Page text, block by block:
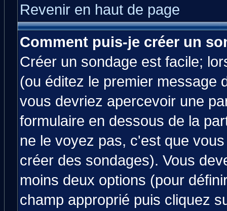
Revenir en haut de page
Comment puis-je créer un
Créer un sondage est facile;
(ou éditez le premier message
vous devriez apercevoir une
formulaire en dessous de la
ne le voyez pas, c'est que
créer des sondages). Vous
moins deux options (pour
champ approprié puis cliquez